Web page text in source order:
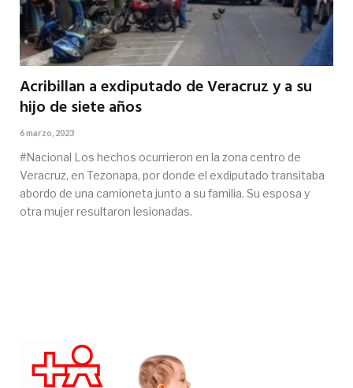
Acribillan a exdiputado de Veracruz y a su
hijo de siete años
6 marzo, 2023
#Nacional Los hechos ocurrieron en la zona centro de
Veracruz, en Tezonapa, por donde el exdiputado transitaba
abordo de una camioneta junto a su familia. Su esposa y
otra mujer resultaron lesionadas.